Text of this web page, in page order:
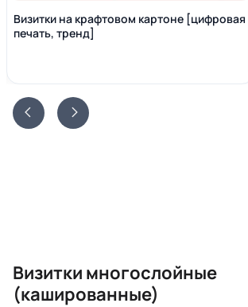
Визитки на крафтовом картоне [цифровая
печать, тренд]
Визитки многослойные
(кашированные)